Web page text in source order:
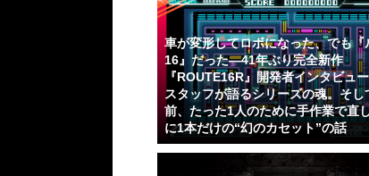
車が変形してロボになった、でも『
16』だった―41年ぶり完全新作
『ROUTE16R』開発者インタビュ
スタッフが語るシリーズの魂。そし
前、たった1人のために手作業で直
に1本だけの“幻のカセット”の話